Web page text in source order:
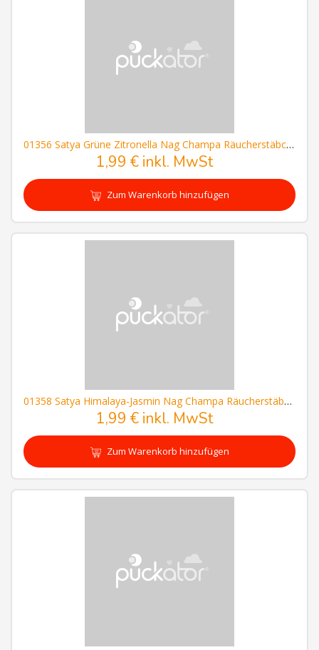
01356 Satya Grüne Zitronella Nag Champa Räucherstäbchen
1,99 € inkl. MwSt
Zum Warenkorb hinzufügen
01358 Satya Himalaya-Jasmin Nag Champa Räucherstäbchen
1,99 € inkl. MwSt
Zum Warenkorb hinzufügen